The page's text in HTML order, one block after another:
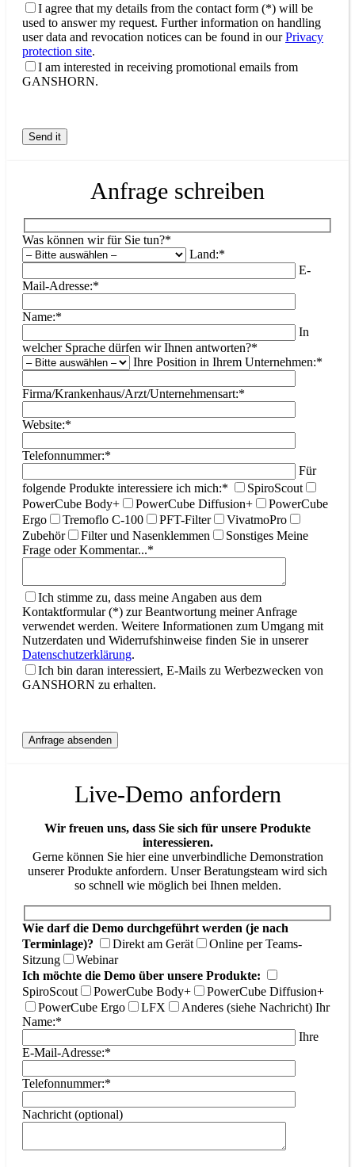
I agree that my details from the contact form (*) will be
used to answer my request. Further information on handling
user data and revocation notices can be found in ourPrivacy
protection site.
I am interested in receiving promotional emails from
GANSHORN.
Anfrage schreiben
Was können wir für Sie tun?*
Land:*
E-
Mail-Adresse:*
Name:*
In
welcher Sprache dürfen wir Ihnen antworten?*
Ihre Position in Ihrem Unternehmen:*
Firma/Krankenhaus/Arzt/Unternehmensart:*
Website:*
Telefonnummer:*
Für
folgende Produkte interessiere ich mich:*
SpiroScout
PowerCube Body+
PowerCube Diffusion+
PowerCube
Ergo
Tremoflo C-100 PFT-Filter
VivatmoPro
Zubehör
Filter und Nasenklemmen Sonstiges Meine
Frage oder Kommentar...*
Ich stimme zu, dass meine Angaben aus dem
Kontaktformular (*) zur Beantwortung meiner Anfrage
verwendet werden. Weitere Informationen zum Umgang mit
Nutzerdaten und Widerrufshinweise finden Sie in unserer
Datenschutzerklärung.
Ich bin daran interessiert, E-Mails zu Werbezwecken von
GANSHORN zu erhalten.
Live-Demo anfordern
Wir freuen uns, dass Sie sich für unsere Produkte
interessieren.
Gerne können Sie hier eine unverbindliche Demonstration
unserer Produkte anfordern. Unser Beratungsteam wird sich
so schnell wie möglich bei Ihnen melden.
Wie darf die Demo durchgeführt werden (je nach
Terminlage)?
Direkt am Gerät
Online per Teams-
Sitzung
Webinar
Ich möchte die Demo über unsere Produkte:
SpiroScout
PowerCube Body+
PowerCube Diffusion+
PowerCube Ergo
LFX Anderes (siehe Nachricht) Ihr
Name:*
Ihre
E-Mail-Adresse:*
Telefonnummer:*
Nachricht (optional)